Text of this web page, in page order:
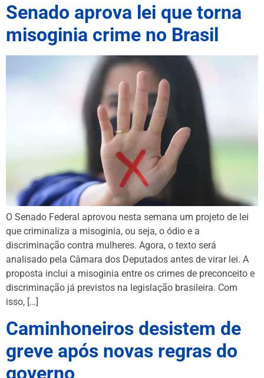
Senado aprova lei que torna
misoginia crime no Brasil
O Senado Federal aprovou nesta semana um projeto de lei
que criminaliza a misoginia, ou seja, o ódio e a
discriminação contra mulheres. Agora, o texto será
analisado pela Câmara dos Deputados antes de virar lei. A
proposta inclui a misoginia entre os crimes de preconceito e
discriminação já previstos na legislação brasileira. Com
isso, […]
Caminhoneiros desistem de
greve após novas regras do
governo